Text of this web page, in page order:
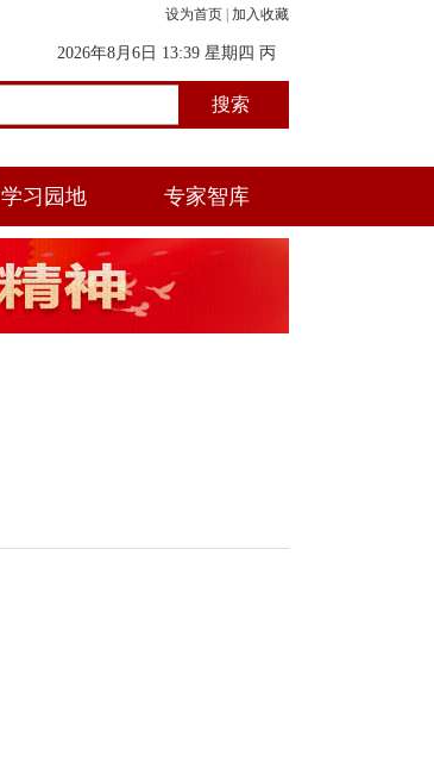
设为首页 加入收藏
2026年8月6日 13:39 星期四 丙
午年(马) 五月初一 未时
学习园地 专家智库